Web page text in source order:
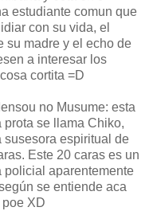
estudiante comun que
con su vida, el
su madre y el echo de
a interesar los
cortita =D
no Musume: esta
prota se llama Chiko,
espiritual de
Este 20 caras es un
policial aparentemente
se entiende aca
XD